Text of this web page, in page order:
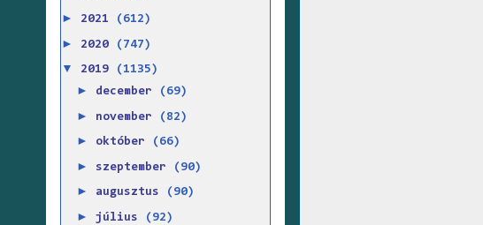
► 2021 (612)
► 2020 (747)
▼ 2019 (1135)
► december (69)
► november (82)
► október (66)
► szeptember (90)
► augusztus (90)
► július (92)